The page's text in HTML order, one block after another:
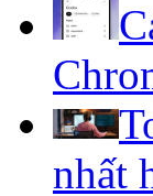
nhất